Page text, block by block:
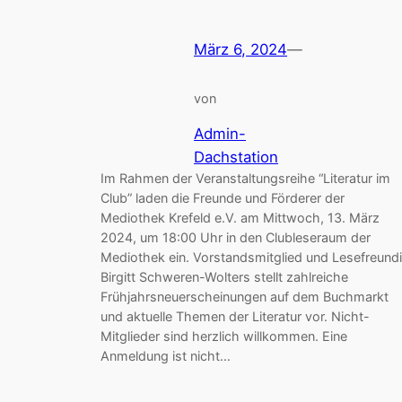
März 6, 2024—
von
Admin-
Dachstation
Im Rahmen der Veranstaltungsreihe “Literatur im
Club” laden die Freunde und Förderer der
Mediothek Krefeld e.V. am Mittwoch, 13. März
2024, um 18:00 Uhr in den Clubleseraum der
Mediothek ein. Vorstandsmitglied und
Birgitt Schweren-Wolters stellt zahlreiche
Frühjahrsneuerscheinungen auf dem Buchmarkt
und aktuelle Themen der Literatur vor. Nicht-
Mitglieder sind herzlich willkommen. Eine
Anmeldung ist nicht…